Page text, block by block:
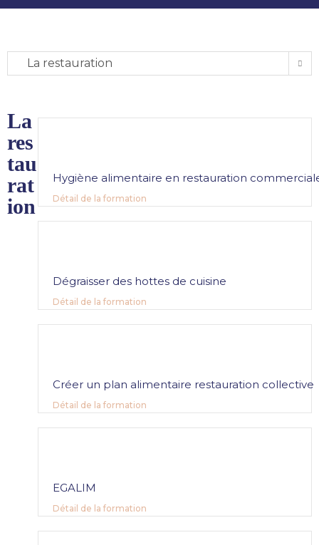
La restauration
La
res
tau
rat
ion
Hygiène alimentaire en restauration
Détail de la formation
Dégraisser des hottes de cuisine
Détail de la formation
Créer un plan alimentaire restauration collective
Détail de la formation
EGALIM
Détail de la formation